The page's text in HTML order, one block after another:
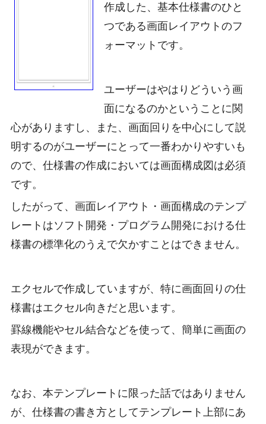
作成した、基本仕様書のひと
つである画面レイアウトのフ
ォーマットです。
ユーザーはやはりどういう画
面になるのかということに関
心がありますし、また、画面回りを中心にして説
明するのがユーザーにとって一番わかりやすいも
ので、仕様書の作成においては画面構成図は必須
です。
したがって、画面レイアウト・画面構成のテンプ
レートはソフト開発・プログラム開発における仕
様書の標準化のうえで欠かすことはできません。
エクセルで作成していますが、特に画面回りの仕
様書はエクセル向きだと思います。
罫線機能やセル結合などを使って、簡単に画面の
表現ができます。
なお、本テンプレートに限った話ではありません
が、仕様書の書き方としてテンプレート上部にあ